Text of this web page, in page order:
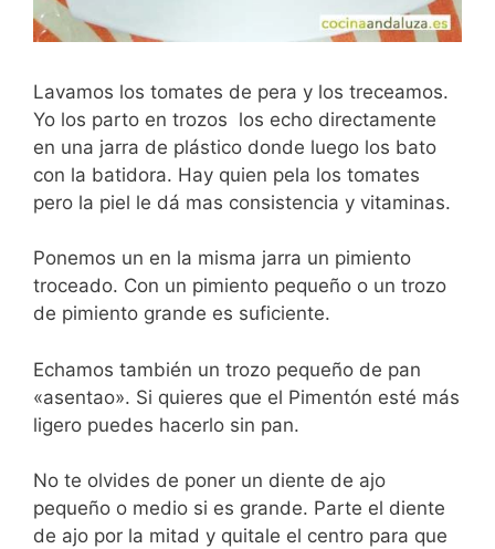
Lavamos los tomates de pera y los treceamos.
Yo los parto en trozos los echo directamente
en una jarra de plástico donde luego los bato
con la batidora. Hay quien pela los tomates
pero la piel le dá mas consistencia y vitaminas.
Ponemos un en la misma jarra un pimiento
troceado. Con un pimiento pequeño o un trozo
de pimiento grande es suficiente.
Echamos también un trozo pequeño de pan
«asentao». Si quieres que el Pimentón esté más
ligero puedes hacerlo sin pan.
No te olvides de poner un diente de ajo
pequeño o medio si es grande. Parte el diente
de ajo por la mitad y quitale el centro para que